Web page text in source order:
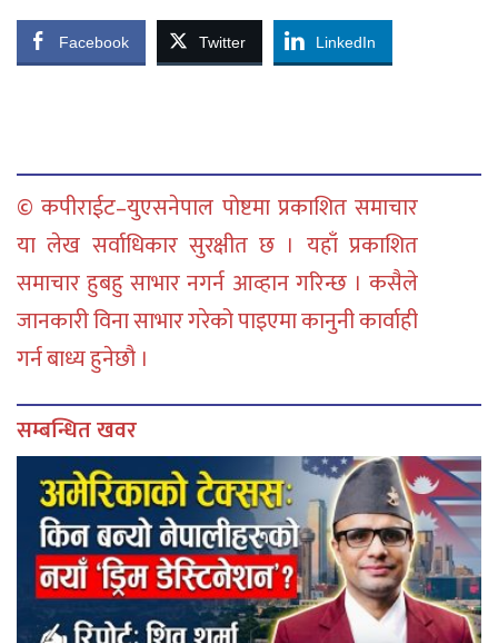
Facebook Twitter LinkedIn
© कपीराईट–युएसनेपाल पोष्टमा प्रकाशित समाचार
या लेख सर्वाधिकार सुरक्षीत छ । यहाँ प्रकाशित
समाचार हुबहु साभार नगर्न आव्हान गरिन्छ । कसैले
जानकारी विना साभार गरेको पाइएमा कानुनी कार्वाही
गर्न बाध्य हुनेछौ ।
सम्बन्धित खवर